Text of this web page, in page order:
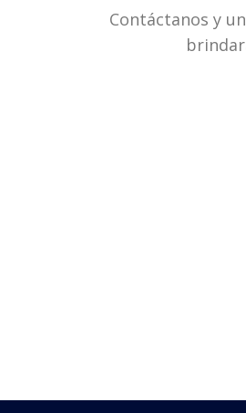
Contáctanos y